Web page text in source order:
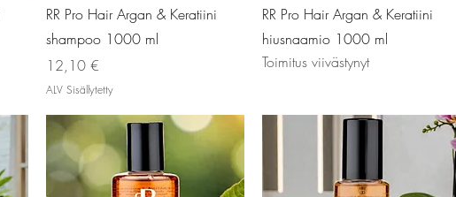
Pikakatselu
RR Pro Hair Argan & Keratiini
shampoo 1000 ml
Hinta
12,10 €
ALV Sisällytetty
Pikakatselu
RR Pro Hair Argan & Keratiini
hiusnaamio 1000 ml
Toimitus viivästynyt